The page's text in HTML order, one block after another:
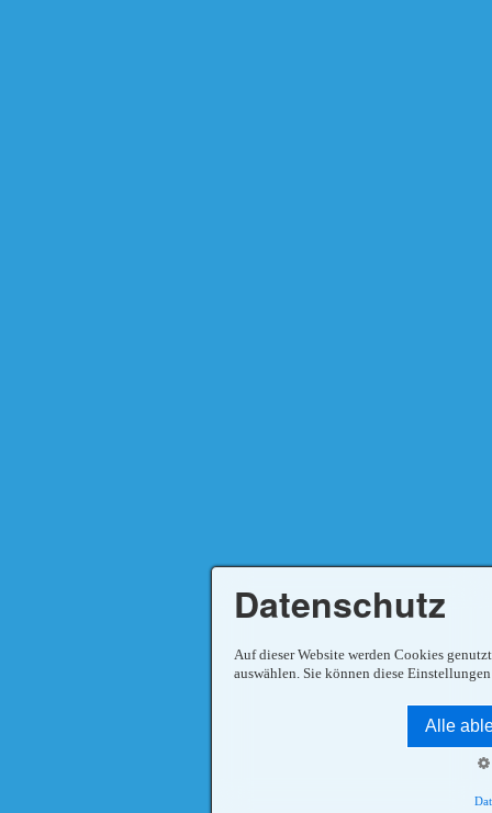
Datenschutz
Auf dieser Website werden Cookies
auswählen. Sie können diese
Alle